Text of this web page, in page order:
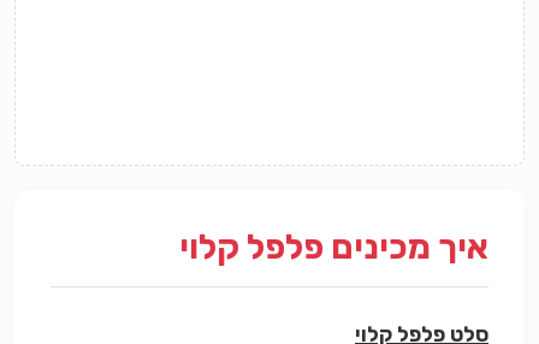
איך מכינים פלפל קלוי
סלט פלפל קלוי